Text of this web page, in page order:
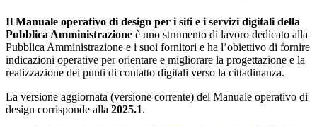
Il Manuale operativo di design per i siti e i servizi digitali della
Pubblica Amministrazione è uno strumento di lavoro dedicato alla
Pubblica Amministrazione e i suoi fornitori e ha l’obiettivo di fornire
indicazioni operative per orientare e migliorare la progettazione e la
realizzazione dei punti di contatto digitali verso la cittadinanza.
La versione aggiornata (versione corrente) del Manuale operativo di
design corrisponde alla 2025.1.